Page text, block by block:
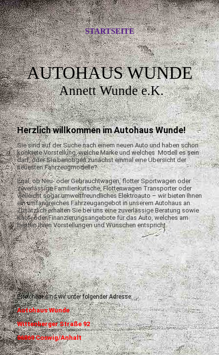
STARTSEITE
AUTOHAUS WUNDE
Annett Wunde e.K.
Herzlich willkommen im Autohaus Wunde!
Sie sind auf der Suche nach einem neuen Auto und haben schon
konkrete Vorstellung, welche Marke und welches Modell es sein
darf, oder Sie benötigen zunächst einmal eine Übersicht der
neuesten Fahrzeugmodelle?
Egal, ob Neu- oder Gebrauchtwagen, flotter Sportwagen oder
zuverlässige Familienkutsche, Flottenwagen Transporter oder
vielleicht sogar umweltfreundliches Elektroauto – wir bieten Ihnen
ein umfangreiches Fahrzeugangebot in unserem Autohaus an.
Zusätzlich erhalten Sie bei uns eine zuverlässige Beratung sowie
Kauf- oder Finanzierungsangebote für das Auto, welches am
besten Ihren Vorstellungen und Wünschen entspricht.
Erreichbar sind wir unter folgender Adresse:
Autohaus Wunde
Wittenberger Straße 92
06869 Coswig/Anhalt